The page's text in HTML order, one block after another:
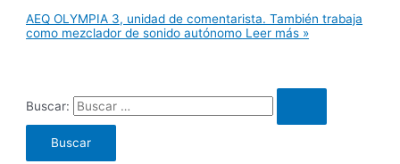
AEQ OLYMPIA 3, unidad de comentarista. También trabaja
como mezclador de sonido autónomo Leer más »
Buscar: